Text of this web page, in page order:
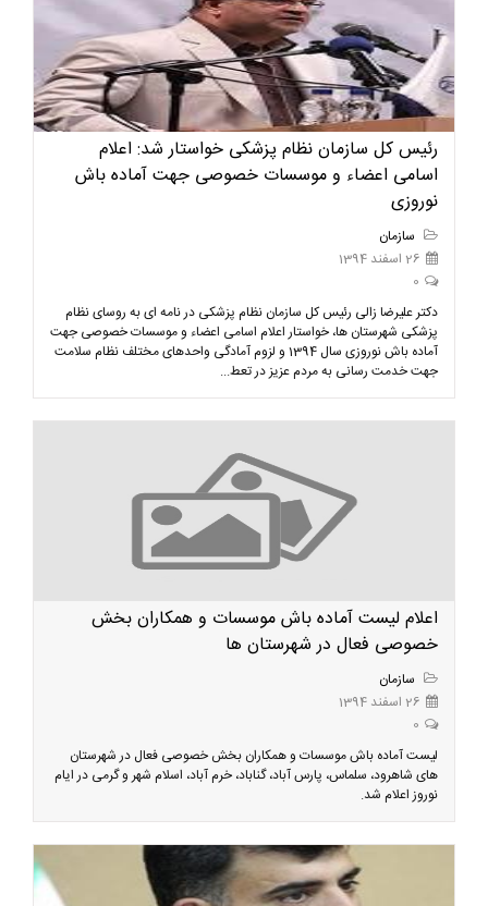
رئیس کل سازمان نظام پزشکی خواستار شد: اعلام
اسامی اعضاء و موسسات خصوصی جهت آماده باش
نوروزی
سازمان
26 اسفند 1394
0
دکتر علیرضا زالی رئیس کل سازمان نظام پزشکی در نامه ای به روسای نظام
پزشکی شهرستان ها، خواستار اعلام اسامی اعضاء و موسسات خصوصی جهت
آماده باش نوروزی سال 1394 و لزوم آمادگی واحدهای مختلف نظام سلامت
جهت خدمت رسانی به مردم عزیز در تعط...
اعلام لیست آماده باش موسسات و همکاران بخش
خصوصی فعال در شهرستان ها
سازمان
26 اسفند 1394
0
لیست آماده باش موسسات و همکاران بخش خصوصی فعال در شهرستان
های شاهرود، سلماس، پارس آباد، گناباد، خرم آباد، اسلام شهر و گرمی در ایام
نوروز اعلام شد.